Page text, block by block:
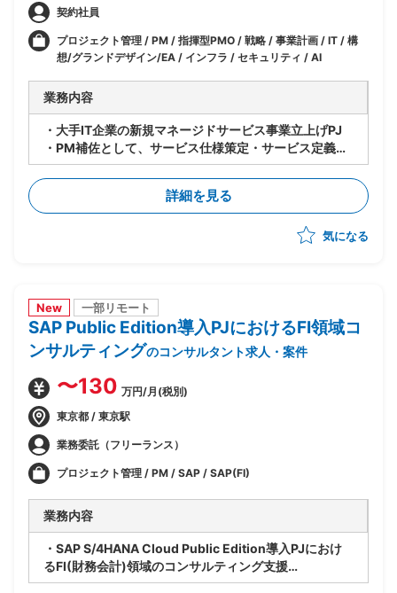
契約社員
プロジェクト管理 / PM / 指揮型PMO / 戦略 / 事業計画 / IT / 構
想/グランドデザイン/EA / インフラ / セキュリティ / AI
業務内容
・大手IT企業の新規マネージドサービス事業立上げPJ
・PM補佐として、サービス仕様策定・サービス定義・
サービスデザイン等、立上げ全体をリード
・立上げ後はサービス運用のリードを担当しつつメニュ
ー化や顧客アプローチへの参画等、多面的に貢献範囲を
拡大
詳細を見る
気になる
New 一部リモート
SAP Public Edition導入PJにおけるFI領域コ
ンサルティングのコンサルタント求人・案件
〜130 万円/月(税別)
東京都 / 東京駅
業務委託（フリーランス）
プロジェクト管理 / PM / SAP / SAP(FI)
業務内容
・SAP S/4HANA Cloud Public Edition導入PJにおけ
るFI(財務会計)領域のコンサルティング支援
・ベンダー側、SAPコンサルタントポジション